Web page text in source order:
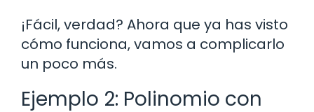
¡Fácil, verdad? Ahora que ya has visto
cómo funciona, vamos a complicarlo
un poco más.
Ejemplo 2: Polinomio con